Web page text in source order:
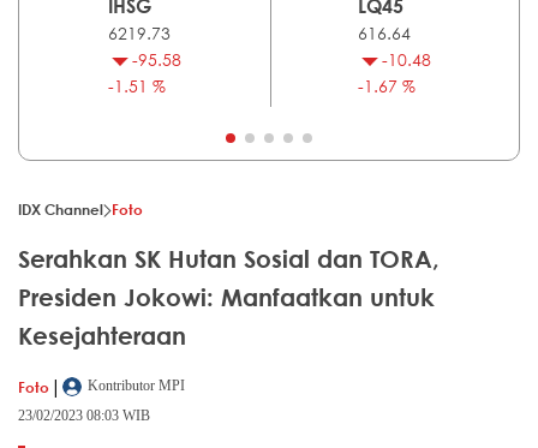
IHSG
6219.73
-95.58
-1.51 %
LQ45
616.64
-10.48
-1.67 %
IDX Channel Foto
Serahkan SK Hutan Sosial dan TORA,
Presiden Jokowi: Manfaatkan untuk
Kesejahteraan
Foto |
Kontributor MPI
23/02/2023 08:03 WIB